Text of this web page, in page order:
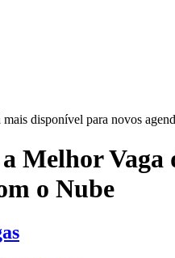
mais disponível para novos
Melhor Vaga
o Nube